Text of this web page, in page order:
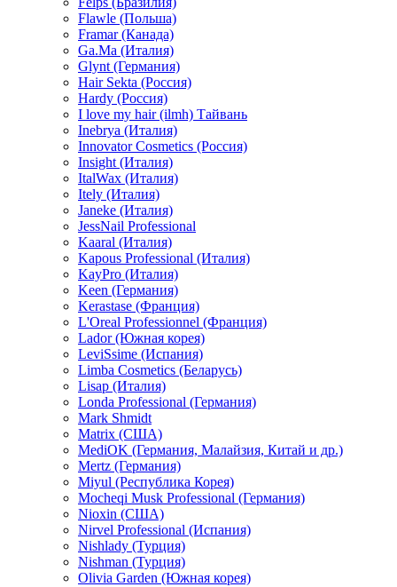
Flawle (Польша)
Framar (Канада)
Ga.Ma (Италия)
Glynt (Германия)
Hair Sekta (Россия)
Hardy (Россия)
I love my hair (ilmh) Тайвань
Inebrya (Италия)
Innovator Cosmetics (Россия)
Insight (Италия)
ItalWax (Италия)
Itely (Италия)
Janeke (Италия)
JessNail Professional
Kaaral (Италия)
Kapous Professional (Италия)
KayPro (Италия)
Keen (Германия)
Kerastase (Франция)
L'Oreal Professionnel (Франция)
Lador (Южная корея)
LeviSsime (Испания)
Limba Cosmetics (Беларусь)
Lisap (Италия)
Londa Professional (Германия)
Mark Shmidt
Matrix (США)
MediOK (Германия, Малайзия, Китай и др.)
Mertz (Германия)
Miyul (Республика Корея)
Mocheqi Musk Professional (Германия)
Nioxin (США)
Nirvel Professional (Испания)
Nishlady (Турция)
Nishman (Турция)
Olivia Garden (Южная корея)